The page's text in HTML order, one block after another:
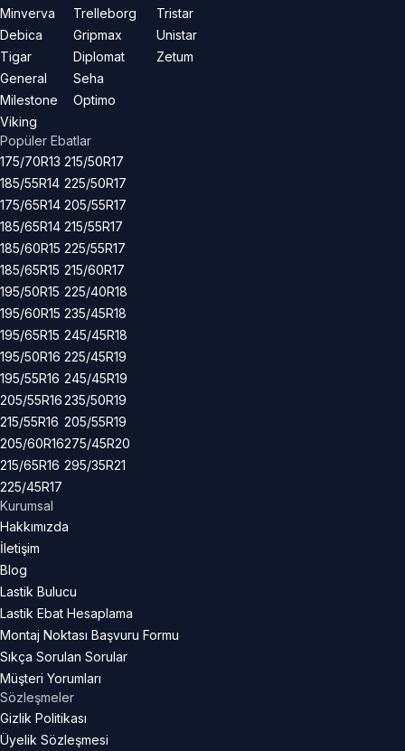
Minverva
Debica
Tigar
General
Milestone
Viking
Trelleborg
Gripmax
Diplomat
Seha
Optimo
Tristar
Unistar
Zetum
Popüler Ebatlar
175/70R13
185/55R14
175/65R14
185/65R14
185/60R15
185/65R15
195/50R15
195/60R15
195/65R15
195/50R16
195/55R16
205/55R16
215/55R16
205/60R16
215/65R16
225/45R17
215/50R17
225/50R17
205/55R17
215/55R17
225/55R17
215/60R17
225/40R18
235/45R18
245/45R18
225/45R19
245/45R19
235/50R19
205/55R19
275/45R20
295/35R21
Kurumsal
Hakkımızda
İletişim
Blog
Lastik Bulucu
Lastik Ebat Hesaplama
Montaj Noktası Başvuru Formu
Sıkça Sorulan Sorular
Müşteri Yorumları
Sözleşmeler
Gizlik Politikası
Üyelik Sözleşmesi